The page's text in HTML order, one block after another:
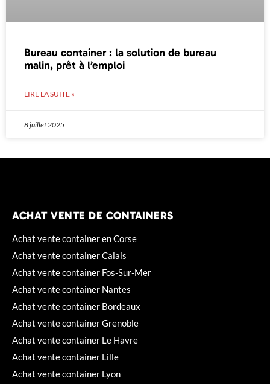
Bureau container : la solution de bureau
malin, prêt à l’emploi
LIRE LA SUITE »
8 juillet 2025
ACHAT VENTE DE CONTAINERS
Achat vente container en Corse
Achat vente container Calais
Achat vente container Fos-Sur-Mer
Achat vente container Nantes
Achat vente container Bordeaux
Achat vente container Grenoble
Achat vente container Le Havre
Achat vente container Lille
Achat vente container Lyon